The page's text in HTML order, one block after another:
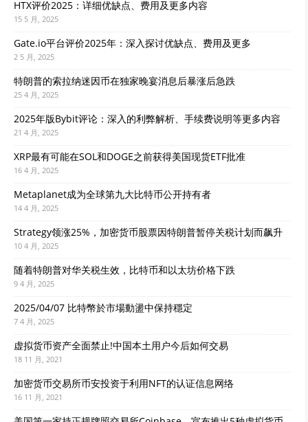
HTX评价2025：详细优缺点、费用及更多内容
15 5 月, 2025
Gate.io平台评价2025年：深入探讨优缺点、费用及更多
2 5 月, 2025
特朗普的索拉纳迷因币在独家晚宴消息后暴涨后急跌
25 4 月, 2025
2025年版Bybit评论：深入的利弊解析、手续费说明等更多内容
21 4 月, 2025
XRP最有可能在SOL和DOGE之前获得美国现货ETF批准
16 4 月, 2025
Metaplanet成为全球第九大比特币公开持有者
14 4 月, 2025
Strategy领涨25%，加密货币股票因特朗普暂停关税计划而飙升
10 4 月, 2025
随着特朗普对华关税生效，比特币和以太坊价格下跌
9 4 月, 2025
2025/04/07 比特幣於市場動盪中保持穩定
7 4 月, 2025
虚拟货币资产全面禁止!中国本土用户今后如何交易
18 11 月, 2021
加密货币交易所币安投资于利用NFT的认证信息网络
16 11 月, 2021